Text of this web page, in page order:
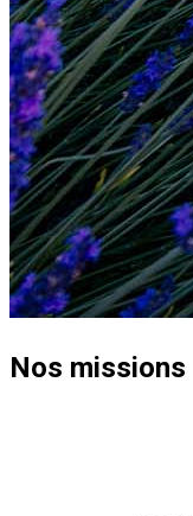
Nos missions